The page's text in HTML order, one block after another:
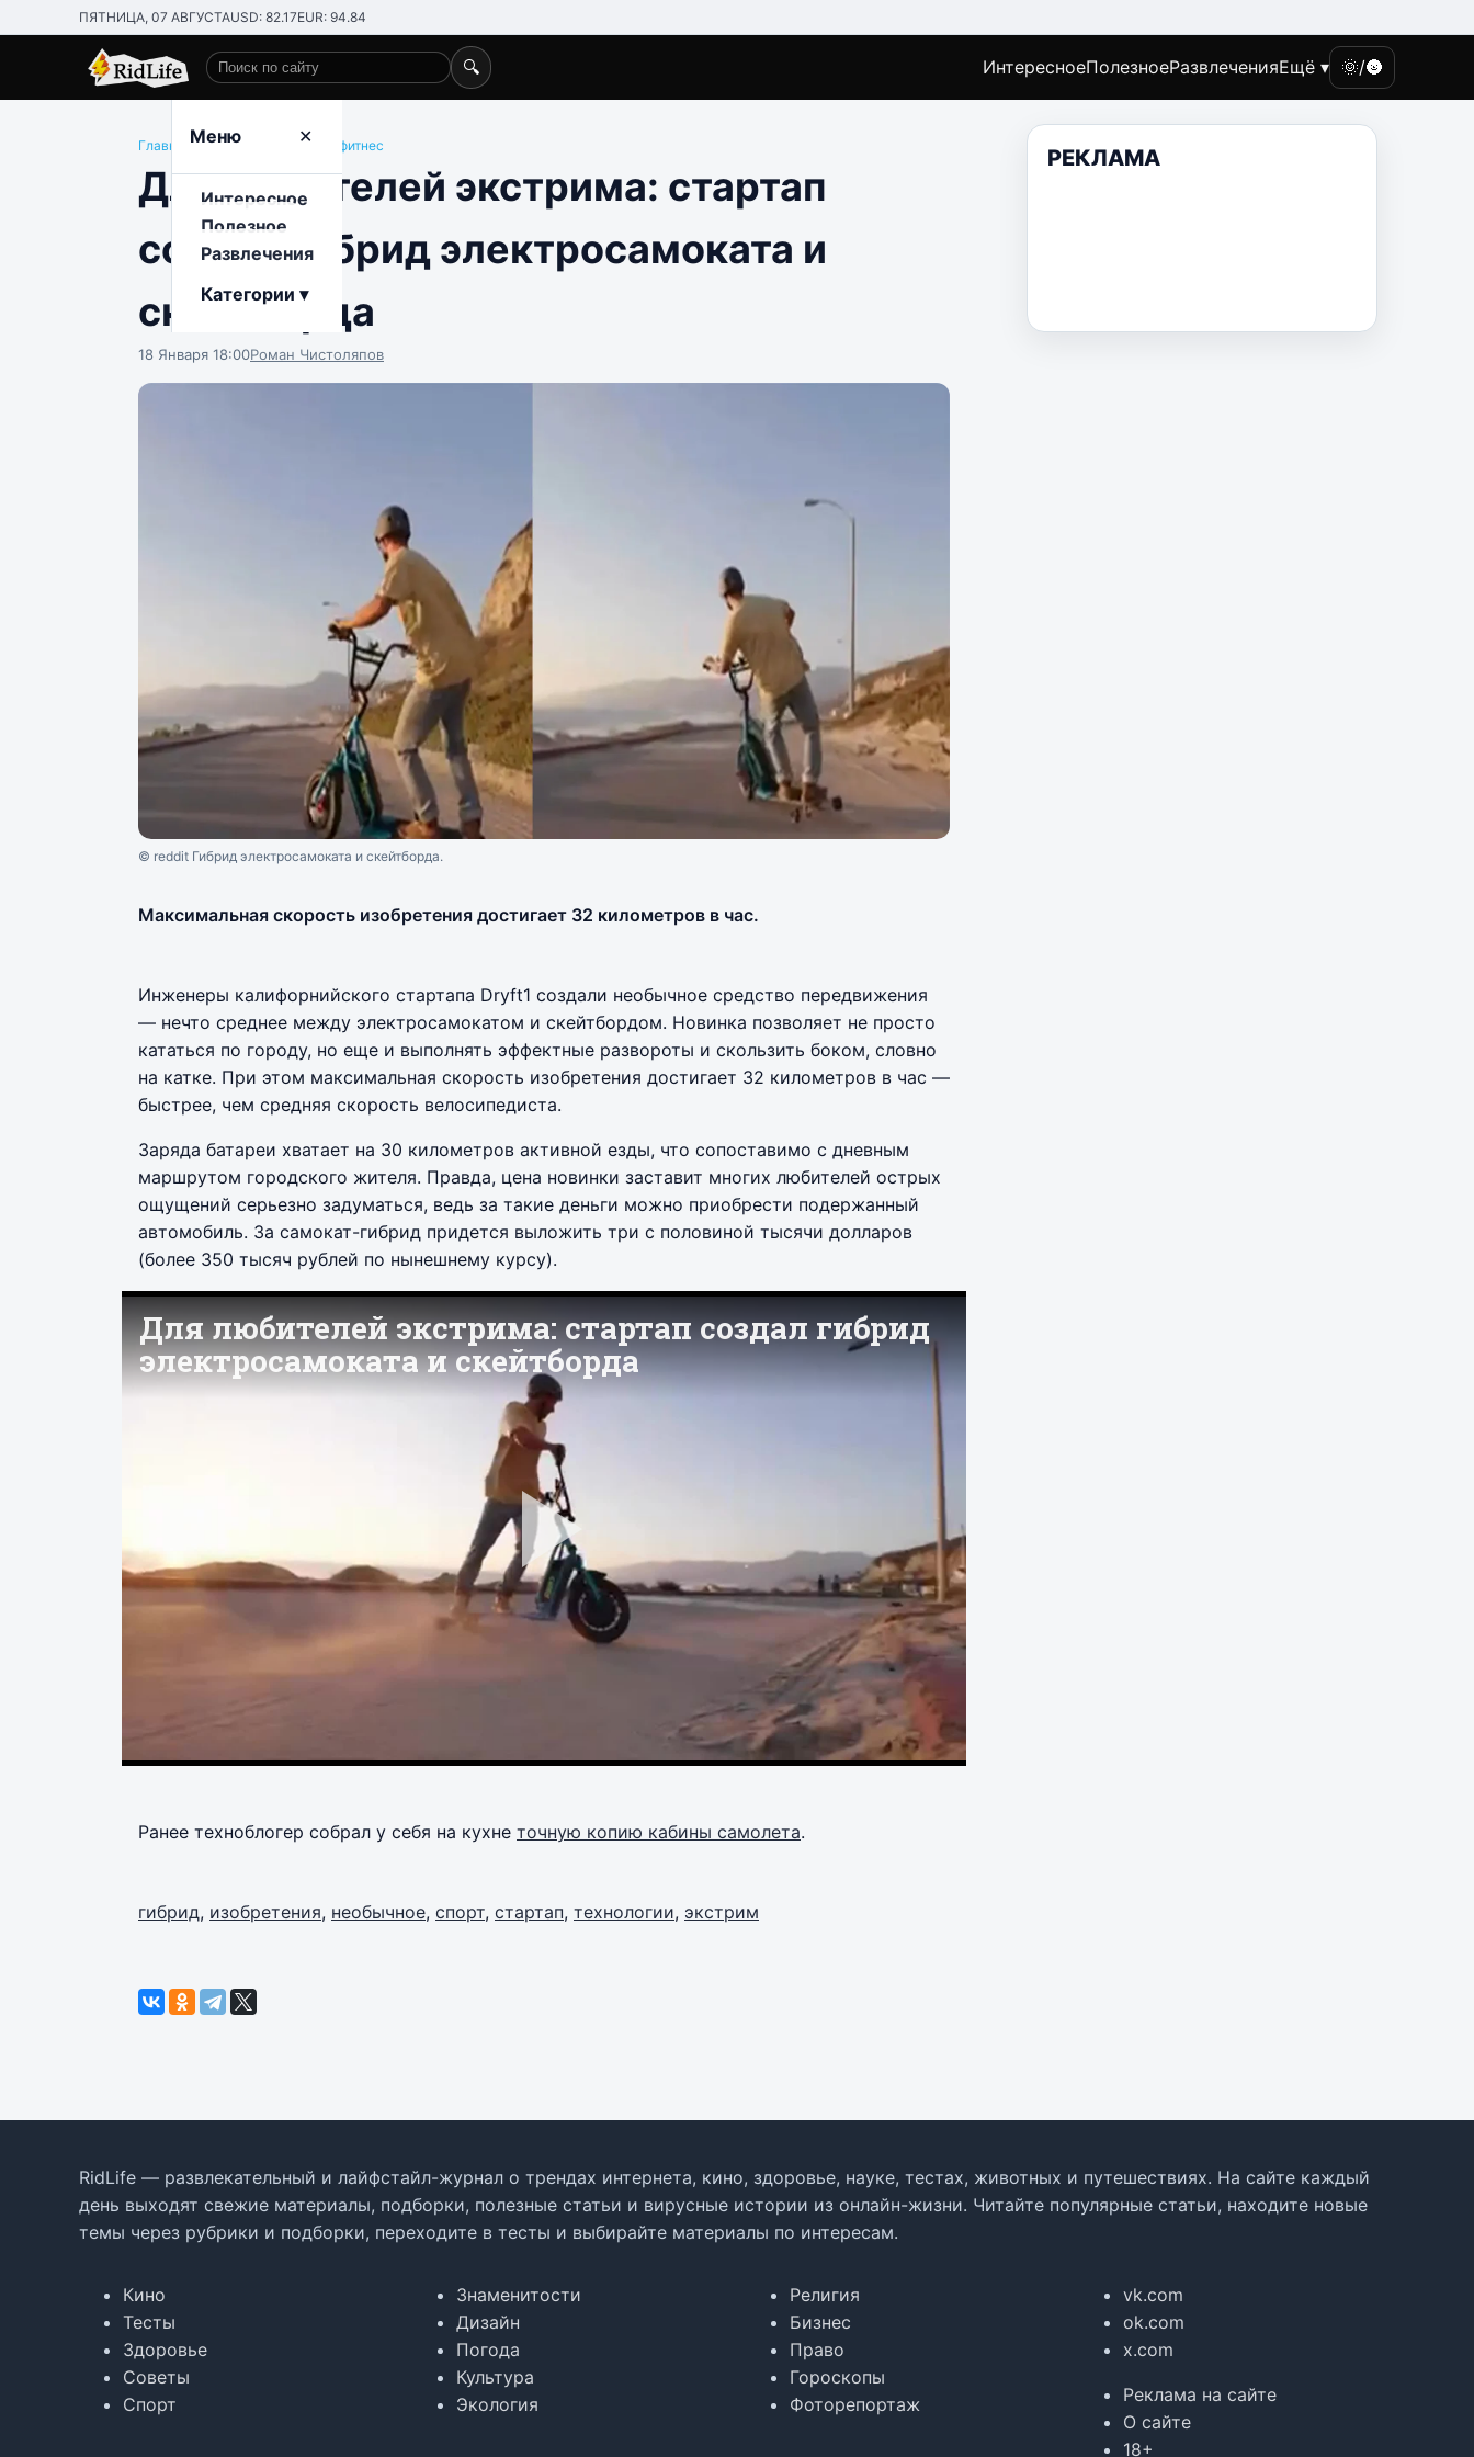
ПЯТНИЦА, 07 АВГУСТАUSD: 82.17EUR: 94.84
Поиск по сайту
🔍 ИнтересноеПолезноеРазвлеченияЕщё ▾ 🌞/🌚
Меню ✕
Интересное
Полезное
Развлечения
Категории ▾
Главная/Развлечения Спорт и фитнес
Для любителей экстрима: стартап
создал гибрид электросамоката и
скейтборда
18 Января 18:00Роман Чистоляпов
© reddit Гибрид электросамоката и скейтборда.
Максимальная скорость изобретения достигает 32 километров в час.
Инженеры калифорнийского стартапа Dryft1 создали необычное средство передвижения
— нечто среднее между электросамокатом и скейтбордом. Новинка позволяет не просто
кататься по городу, но еще и выполнять эффектные развороты и скользить боком, словно
на катке. При этом максимальная скорость изобретения достигает 32 километров в час —
быстрее, чем средняя скорость велосипедиста.
Заряда батареи хватает на 30 километров активной езды, что сопоставимо с дневным
маршрутом городского жителя. Правда, цена новинки заставит многих любителей острых
ощущений серьезно задуматься, ведь за такие деньги можно приобрести подержанный
автомобиль. За самокат-гибрид придется выложить три с половиной тысячи долларов
(более 350 тысяч рублей по нынешнему курсу).
Ранее техноблогер собрал у себя на кухне точную копию кабины самолета.
гибрид, изобретения, необычное, спорт, стартап, технологии, экстрим
РЕКЛАМА
RidLife — развлекательный и лайфстайл-журнал о трендах интернета, кино, здоровье, науке, тестах, животных и путешествиях. На сайте каждый
день выходят свежие материалы, подборки, полезные статьи и вирусные истории из онлайн-жизни. Читайте популярные статьи, находите новые
темы через рубрики и подборки, переходите в тесты и выбирайте материалы по интересам.
Кино
Тесты
Здоровье
Советы
Спорт
Знаменитости
Дизайн
Погода
Культура
Экология
Религия
Бизнес
Право
Гороскопы
Фоторепортаж
vk.com
ok.com
x.com
Реклама на сайте
О сайте
18+